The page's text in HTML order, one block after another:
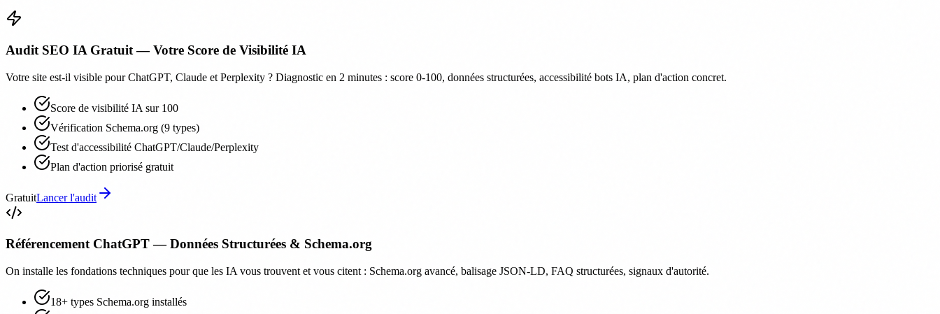
Audit SEO IA Gratuit — Votre Score de Visibilité IA
Votre site est-il visible pour ChatGPT, Claude et Perplexity ? Diagnostic en 2 minutes : score 0-100, données structurées, accessibilité bots IA, plan d'action concret.
Score de visibilité IA sur 100
Vérification Schema.org (9 types)
Test d'accessibilité ChatGPT/Claude/Perplexity
Plan d'action priorisé gratuit
GratuitLancer l'audit
Référencement ChatGPT — Données Structurées & Schema.org
On installe les fondations techniques pour que les IA vous trouvent et vous citent : Schema.org avancé, balisage JSON-LD, FAQ structurées, signaux d'autorité.
18+ types Schema.org installés